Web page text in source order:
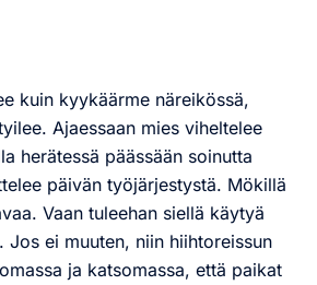
kuin kyykäärme näreikössä,
Ajaessaan mies viheltelee
herätessä päässään soinutta
päivän työjärjestystä. Mökillä
Vaan tuleehan siellä käytyä
Jos ei muuten, niin hiihtoreissun
ja katsomassa, että paikat